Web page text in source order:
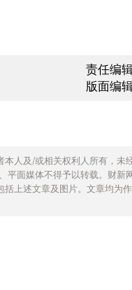
责任编
版面编
本人及/或相关权利人所有，未
平面媒体不得予以转载。财新
括上述文章及图片。文章均为